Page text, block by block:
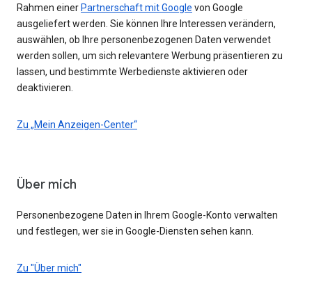
Rahmen einer Partnerschaft mit Google von Google
ausgeliefert werden. Sie können Ihre Interessen verändern,
auswählen, ob Ihre personenbezogenen Daten verwendet
werden sollen, um sich relevantere Werbung präsentieren zu
lassen, und bestimmte Werbedienste aktivieren oder
deaktivieren.
Zu „Mein Anzeigen-Center“
Über mich
Personenbezogene Daten in Ihrem Google-Konto verwalten
und festlegen, wer sie in Google-Diensten sehen kann.
Zu "Über mich"